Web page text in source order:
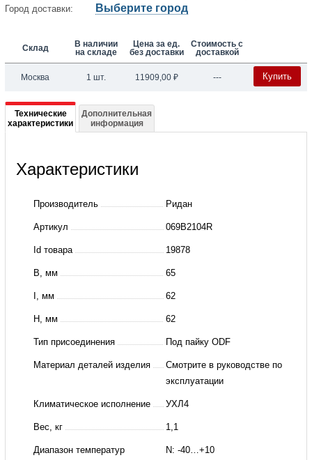
Город доставки:
Выберите город
Склад
В наличии
на складе
Цена за ед.
без доставки
Стоимость с
доставкой
Москва 1 шт. 11909,00 ₽ --- Купить
Подробная
информация
069B2104R
Клапан
термор,
R22,
-40_10
5/8",
Ридан
Технические
характеристики
Дополнительная
информация
Характеристики
Производитель Ридан
Артикул 069B2104R
Id товара 19878
B, мм 65
I, мм 62
H, мм 62
Тип присоединения Под пайку ODF
Материал деталей изделия
Смотрите в руководстве по
эксплуатации
Климатическое исполнение УХЛ4
Вес, кг 1,1
Диапазон температур
N: -40…+10